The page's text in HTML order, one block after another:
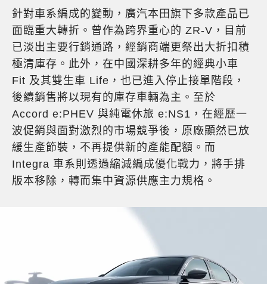
針對車系編成的變動，廣汽本田旗下多款產品已
面臨重大轉折。曾作為跨界重心的 ZR-V，目前
已淡出主要行銷通路，經銷商端更祭出大折扣積
極清庫存。此外，在中國深耕多年的經典小車
Fit 及其雙生車 Life，也已進入停止接單階段，
後續銷售將以現有的庫存車輛為主。至於
Accord e:PHEV 與純電休旅 e:NS1，在經歷一
波促銷與面對激烈的市場競爭後，原廠顯然已放
緩生產節裝，不再提供新的產能配額。而
Integra 車系則透過縮減編成優化戰力，將手排
版本移除，轉而集中資源供應主力規格。